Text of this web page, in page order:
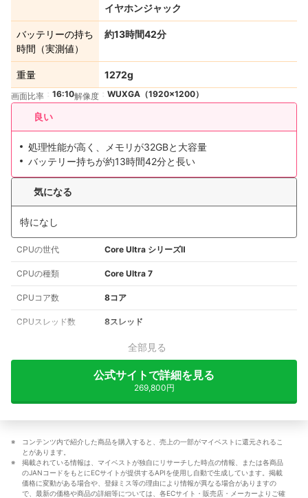
イヤホンジャック
バッテリーの持ち
時間（実測値）
約13時間42分
重量 1272g
画面比率 16:10解像度 WUXGA（1920×1200）
良い
処理性能が高く、メモリが32GBと大容量
バッテリー持ちが約13時間42分と長い
気になる
特になし
CPUの世代 Core Ultra シリーズⅡ
CPUの種類 Core Ultra 7
CPUコア数 8コア
CPUスレッド数 8スレッド
全部見る
公式サイトで詳細を見る
269,800円
コンテンツ内で紹介した商品を購入すると、売上の一部がマイベストに還元されるこ
とがあります。
掲載されている情報は、マイベストが独自にリサーチした時点の情報、または各商品
のJANコードをもとにECサイトが提供するAPIを使用し自動で生成しています。掲載
価格に変動がある場合や、登録ミス等の理由により情報が異なる場合がありますの
で、最新の価格や商品の詳細等については、各ECサイト・販売店・メーカーよりご確